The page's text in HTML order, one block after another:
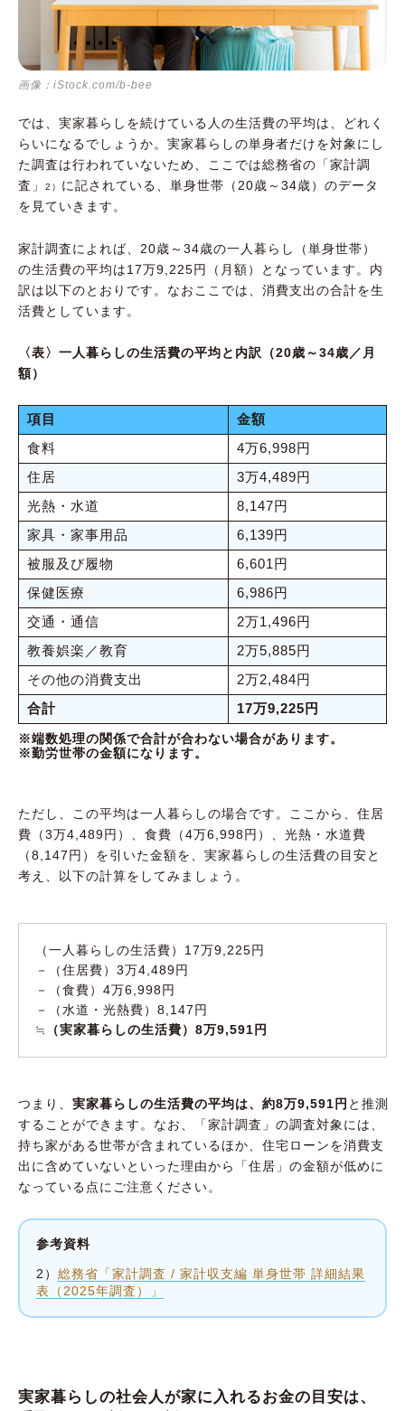
画像：iStock.com/b-bee
では、実家暮らしを続けている人の生活費の平均は、どれく
らいになるでしょうか。実家暮らしの単身者だけを対象にし
た調査は行われていないため、ここでは総務省の「家計調
査」
2） に記されている、単身世帯（20歳～34歳）のデータ
を見ていきます。
家計調査によれば、20歳～34歳の一人暮らし（単身世帯）
の生活費の平均は17万9,225円（月額）となっています。内
訳は以下のとおりです。なおここでは、消費支出の合計を生
活費としています。
〈表〉一人暮らしの生活費の平均と内訳（20歳～34歳／月
額）
項目
金額
食料
4万6,998円
住居
3万4,489円
光熱・水道
8,147円
家具・家事用品
6,139円
被服及び履物
6,601円
保健医療
6,986円
交通・通信
2万1,496円
教養娯楽／教育
2万5,885円
その他の消費支出
2万2,484円
合計
17万9,225円
※端数処理の関係で合計が合わない場合があります。
※勤労世帯の金額になります。
ただし、この平均は一人暮らしの場合です。ここから、住居
費（3万4,489円）、食費（4万6,998円）、光熱・水道費
（8,147円）を引いた金額を、実家暮らしの生活費の目安と
考え、以下の計算をしてみましょう。
（一人暮らしの生活費）17万9,225円
－（住居費）3万4,489円
－（食費）4万6,998円
－（水道・光熱費）8,147円
≒
（実家暮らしの生活費）8万9,591円
つまり、 実家暮らしの生活費の平均は、約8万9,591円 と推測
することができます。なお、「家計調査」の調査対象には、
持ち家がある世帯が含まれているほか、住宅ローンを消費支
出に含めていないといった理由から「住居」の金額が低めに
なっている点にご注意ください。
参考資料
2） 総務省「家計調査 / 家計収支編 単身世帯 詳細結果
表（2025年調査）」
実家暮らしの社会人が家に入れるお金の目安は、